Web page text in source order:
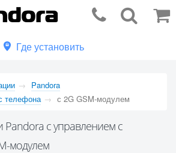
Где установить
Pandora
телефона
с 2G GSM-модулем
Pandora с управлением с
модулем